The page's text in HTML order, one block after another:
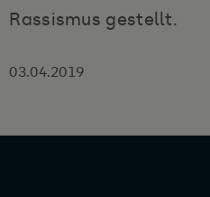
03.04.2019
Rassismus gestellt.